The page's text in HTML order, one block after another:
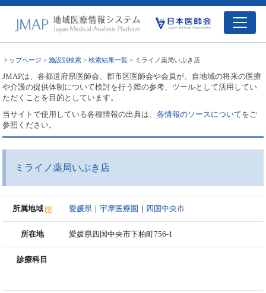
トップページ >施設別検索 >検索結果一覧 > ミライノ薬局いぶき店
JMAPは、各都道府県医師会、郡市区医師会や会員が、自地域の将来の医療
や介護の提供体制について検討を行う際の参考、ツールとして活用してい
ただくことを目的としています。
当サイトで使用している各種情報の出典は、各情報のソースについてをご
参照ください。
ミライノ薬局いぶき店
所属地域 愛媛県 ｜宇摩医療圏 ｜ 四国中央市
所在地 愛媛県四国中央市下柏町756-1
診療科目